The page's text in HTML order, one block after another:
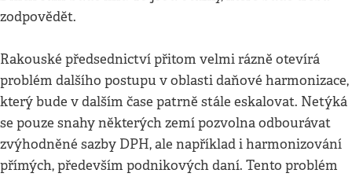
zodpovědět.
Rakouské předsednictví přitom velmi rázně otevírá
problém dalšího postupu v oblasti daňové harmonizace,
který bude v dalším čase patrně stále eskalovat. Netýká
se pouze snahy některých zemí pozvolna odbourávat
zvýhodněné sazby DPH, ale například i harmonizování
přímých, především podnikových daní. Tento problém